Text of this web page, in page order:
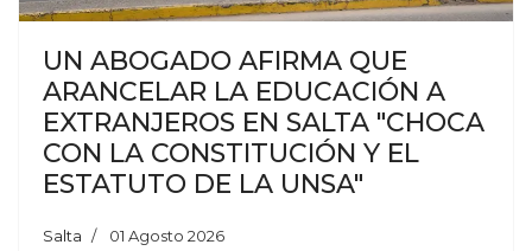
UN ABOGADO AFIRMA QUE
ARANCELAR LA EDUCACIÓN A
EXTRANJEROS EN SALTA "CHOCA
CON LA CONSTITUCIÓN Y EL
ESTATUTO DE LA UNSA"
Salta 01 Agosto 2026